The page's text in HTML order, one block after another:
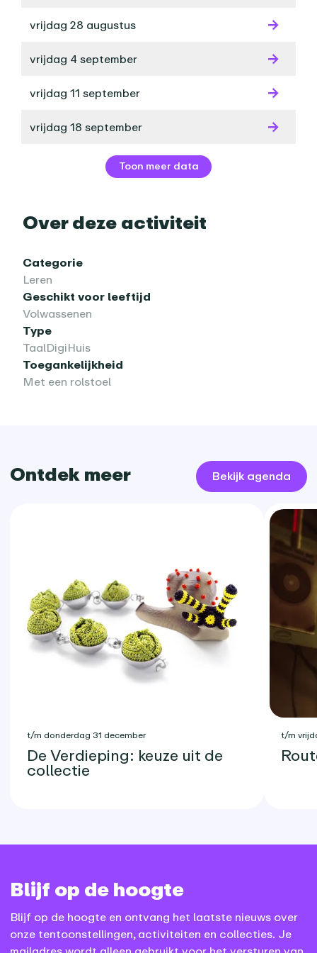
vrijdag 28 augustus
vrijdag 4 september
vrijdag 11 september
vrijdag 18 september
Toon meer data
Over deze activiteit
Categorie
Leren
Geschikt voor leeftijd
Volwassenen
Type
TaalDigiHuis
Toegankelijkheid
Met een rolstoel
Ontdek meer Bekijk agenda
t/m donderdag 31 december
De Verdieping: keuze uit de
collectie
t/m
Blijf op de hoogte
Blijf op de hoogte en ontvang het laatste nieuws over
onze tentoonstellingen, activiteiten en collecties. Je